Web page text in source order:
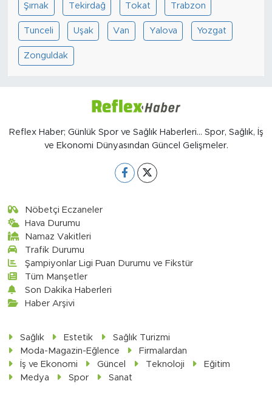
Şırnak Tekirdağ Tokat Trabzon
Tunceli Uşak Van Yalova Yozgat
Zonguldak
Reflex Haber; Günlük Spor ve Sağlık Haberleri... Spor, Sağlık, İş
ve Ekonomi Dünyasından Güncel Gelişmeler.
Nöbetçi Eczaneler
Hava Durumu
Namaz Vakitleri
Trafik Durumu
Şampiyonlar Ligi Puan Durumu ve Fikstür
Tüm Manşetler
Son Dakika Haberleri
Haber Arşivi
Sağlık Estetik
Sağlık Turizmi
Moda-Magazin-Eğlence
Firmalardan
İş ve Ekonomi
Güncel Teknoloji
Eğitim
Medya
Spor Sanat